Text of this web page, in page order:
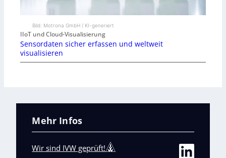
Bild: Motrona GmbH / KI-generiert
IIoT und Cloud-Visualisierung
Sensordaten sicher erfassen und weltweit
visualisieren
Mehr Infos
Wir sind IVW geprüft!